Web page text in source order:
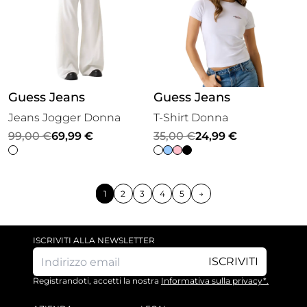
Guess Jeans
Jeans Jogger Donna
99,00€
Il
prezzo
69,99 €
Il
prezzo
Guess Jeans
T-Shirt Donna
35,00€
Il
prezzo
era:
24,99 €
Il
prezzo
è:
1 2 3 4 5 →
ISCRIVITI ALLA NEWSLETTER
ISCRIVITI
Registrandoti, accetti la nostra Informativa sulla privacy*.